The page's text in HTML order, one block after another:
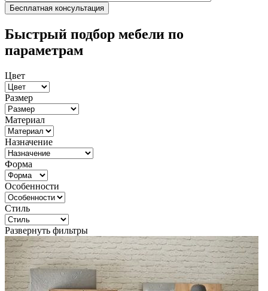
Быстрый подбор мебели по
параметрам
Цвет
Размер
Материал
Назначение
Форма
Особенности
Стиль
Развернуть фильтры